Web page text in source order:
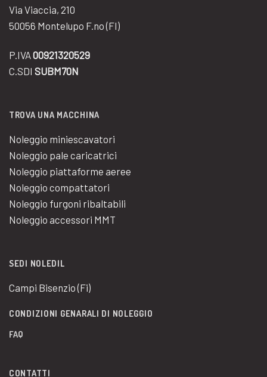
Via Viaccia, 210
50056 Montelupo F.no (FI)
P.IVA 00921320529
C.SDI SUBM70N
TROVA UNA MACCHINA
Noleggio miniescavatori
Noleggio pale caricatrici
Noleggio piattaforme aeree
Noleggio compattatori
Noleggio furgoni ribaltabili
Noleggio accessori MMT
SEDI NOLEDIL
Campi Bisenzio (Fi)
CONDIZIONI GENARALI DI NOLEGGIO
FAQ
CONTATTI